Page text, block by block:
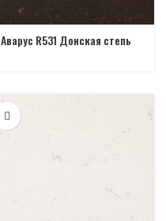
Аварус R531 Донская степь